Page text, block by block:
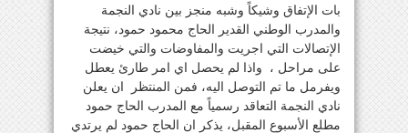
بات الإتفاق وشيكاً وشبه منجز بين نادي النجمة
والمدرب الوطني القدير الحاج محمود حمود، نتيجة
الإتصالات التي اجريت والمفاوضات والتي خيضت
على مراحل ، واذا لم يحصل اي امر طارئ يعطل
ويفرمل ما تم التوصل اليه، فمن المنتظر ان يعلن
نادي النجمة التعاقد رسمياً مع المدرب الحاج حمود
مطلع الأسبوع المقبل، يذكر ان الحاج حمود لم يرتدي